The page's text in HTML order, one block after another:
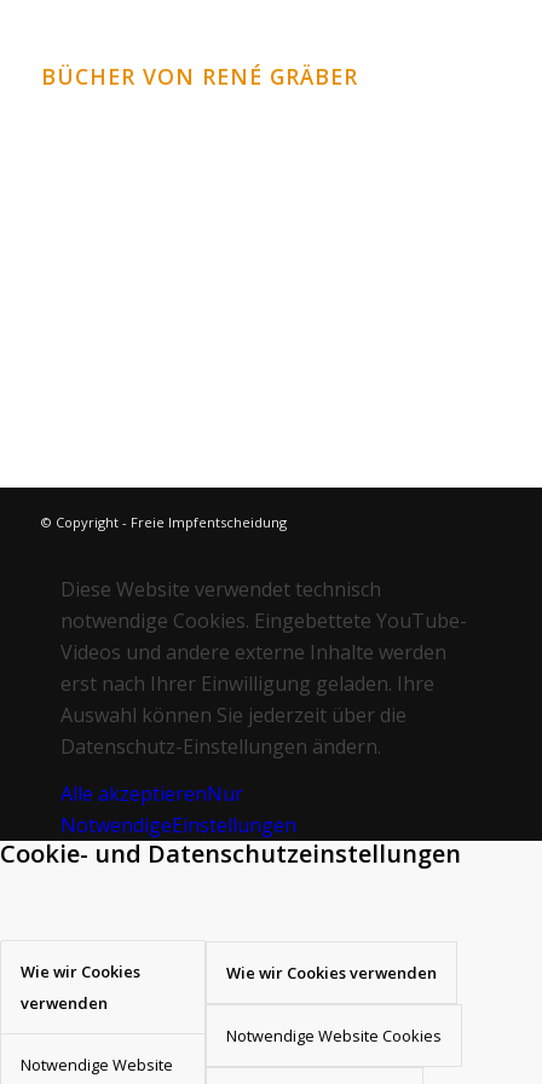
BÜCHER VON RENÉ GRÄBER
© Copyright - Freie Impfentscheidung
Diese Website verwendet technisch
notwendige Cookies. Eingebettete YouTube-
Videos und andere externe Inhalte werden
erst nach Ihrer Einwilligung geladen. Ihre
Auswahl können Sie jederzeit über die
Datenschutz-Einstellungen ändern.
Alle akzeptierenNur
NotwendigeEinstellungen
Cookie- und Datenschutzeinstellungen
Wie wir Cookies
verwenden
Notwendige Website
Wie wir Cookies verwenden
Notwendige Website Cookies